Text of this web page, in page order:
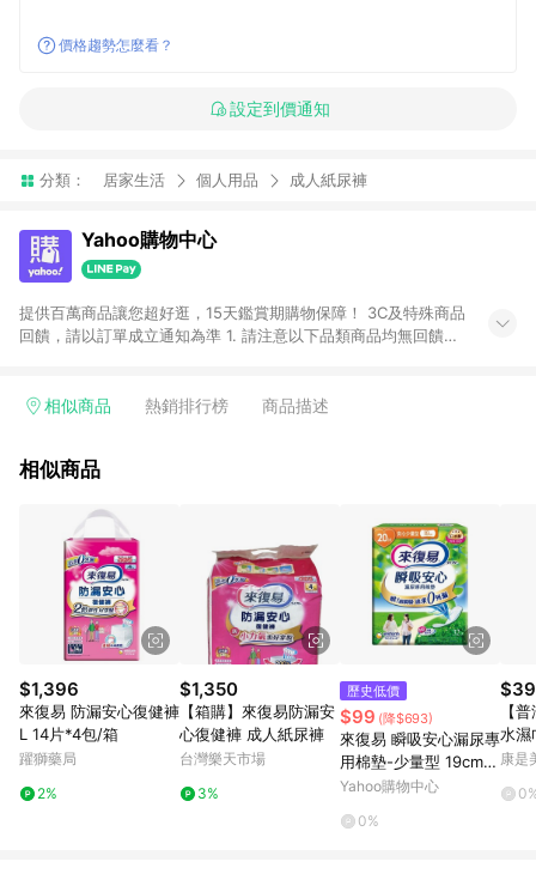
價格趨勢怎麼看？
設定到價通知
分類： 居家生活 個人用品 成人紙尿褲
Yahoo購物中心
提供百萬商品讓您超好逛，15天鑑賞期購物保障！ 3C及特殊商品
回饋，請以訂單成立通知為準 1. 請注意以下品類商品均無回饋：
電玩/遊戲/相機/單眼/鏡頭/拍立得 [2024/6/1起適用] -內接硬
的購回饋活動享Yahoo超贈點回饋者 - 購物中心商店之商品：商
3. 訂單回饋金額將扣除運費/購物金/超贈點/福利金/紅利折抵/折
價券等虛擬貨幣折抵 4. 大宗採購或批發轉賣不具回饋資格： 如
有相關事證認定您為大宗採購、批發轉賣而非最終消費使用者，
相關認定以Yahoo購物中心之認定為準
相似商品 熱銷排行榜 商品描述
相似商品
$1,396
來復易 防漏安心復健褲
L 14片*4包/箱
躍獅藥局
2%
$1,350
【箱購】來復易防漏安
心復健褲 成人紙尿褲
台灣樂天市場
3%
歷史低價
$99 (降$693)
來復易 瞬吸安心漏尿專
用棉墊-少量型 19cm
(20cc/32片/包)【杏
Yahoo購物中心
0%
$39
【
水濕
身
康是